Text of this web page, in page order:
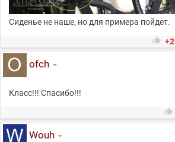
Сиденье не наше, но для примера пойдет.
 +2
ofch
Класс!!! Спасибо!!!

Wouh